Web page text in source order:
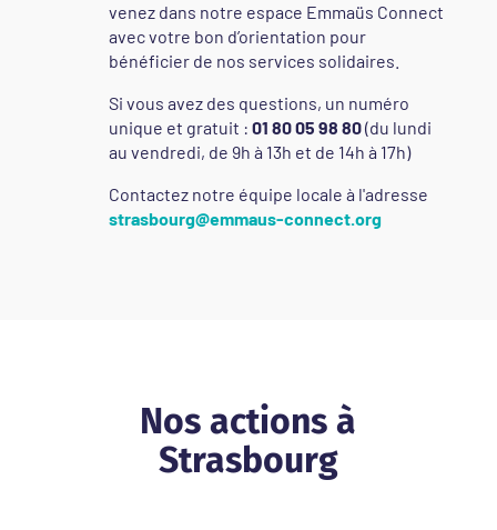
venez dans notre espace Emmaüs Connect
avec votre bon d’orientation pour
bénéficier de nos services solidaires.
Si vous avez des questions, un numéro
unique et gratuit : 01 80 05 98 80(du lundi
au vendredi, de 9h à 13h et de 14h à 17h)
Contactez notre équipe locale à l'adresse
strasbourg@emmaus-connect.org
Nos actions à
Strasbourg